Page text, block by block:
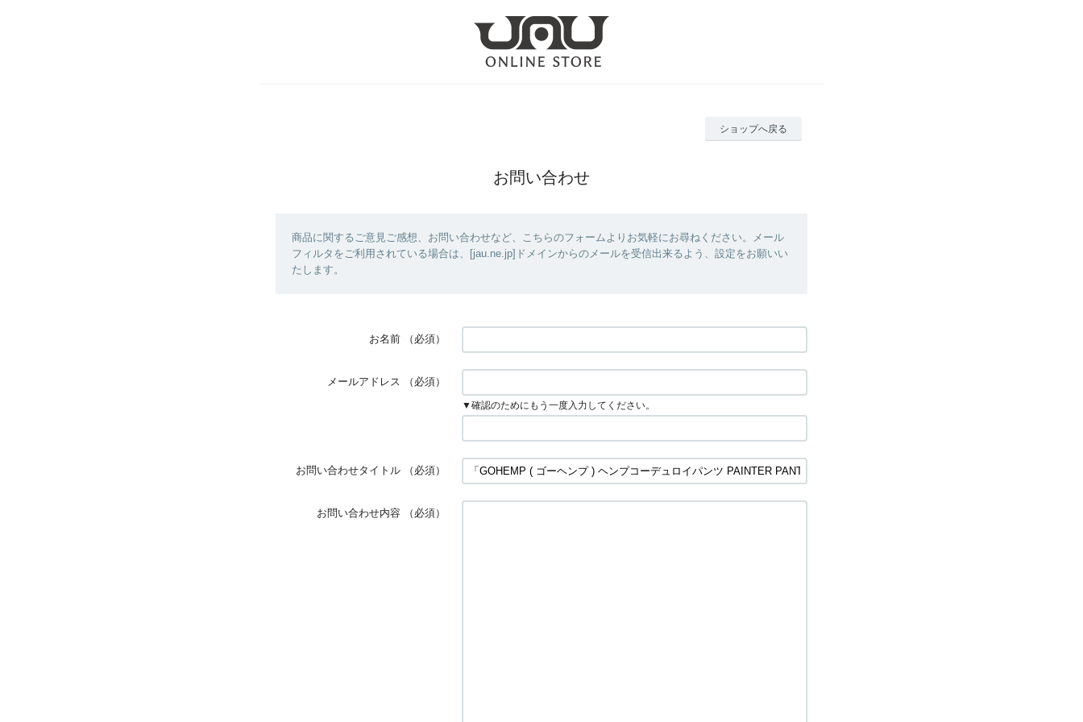
ショップへ戻る
お問い合わせ
商品に関するご意見ご感想、お問い合わせなど、こちらのフォームよりお気軽にお尋ねください。メール
フィルタをご利用されている場合は、[jau.ne.jp]ドメインからのメールを受信出来るよう、設定をお願いい
たします。
お名前 （必須）
メールアドレス （必須）
▼確認のためにもう一度入力してください。
お問い合わせタイトル （必須）
お問い合わせ内容 （必須）